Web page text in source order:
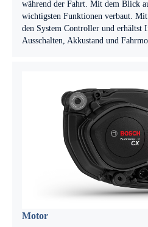
während der Fahrt. Mit dem Blick
wichtigsten Funktionen verbaut. Mit
den System Controller und erhältst
Ausschalten, Akkustand und
Motor